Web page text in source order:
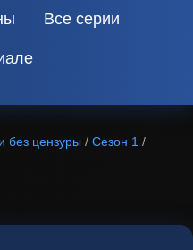
Все серии
без цензуры / Сезон 1 /